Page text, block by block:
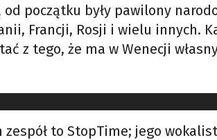
początku były pawilony
Francji, Rosji i wielu innych.
z tego, że ma w Wenecji
zespół to StopTime; jego